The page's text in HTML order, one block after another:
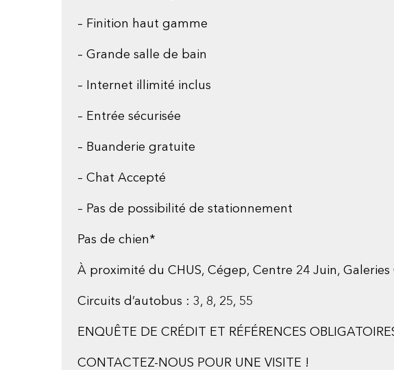
– Finition haut gamme
– Grande salle de bain
– Internet illimité inclus
– Entrée sécurisée
– Buanderie gratuite
– Chat Accepté
– Pas de possibilité de stationnement
Pas de chien*
À proximité du CHUS, Cégep, Centre 24 Juin,
Circuits d’autobus : 3, 8, 25, 55
ENQUÊTE DE CRÉDIT ET RÉFÉRENCES
CONTACTEZ-NOUS POUR UNE VISITE !